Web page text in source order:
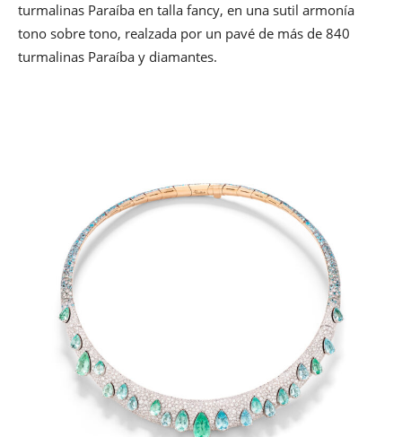
turmalinas Paraíba en talla fancy, en una sutil armonía
tono sobre tono, realzada por un pavé de más de 840
turmalinas Paraíba y diamantes.